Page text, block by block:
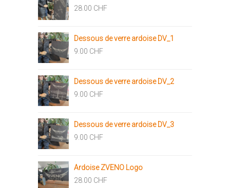
28.00 CHF
Dessous de verre ardoise DV_1
9.00 CHF
Dessous de verre ardoise DV_2
9.00 CHF
Dessous de verre ardoise DV_3
9.00 CHF
Ardoise ZVENO Logo
28.00 CHF